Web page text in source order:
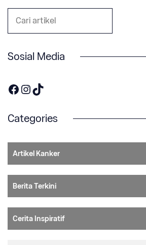
Sosial Media
https://www.facebook.com/OneOnco-104876148400857
https://www.instagram.com/accounts/login/?next=/one.onco/
TikTok
Categories
Artikel Kanker
Berita Terkini
Cerita Inspiratif